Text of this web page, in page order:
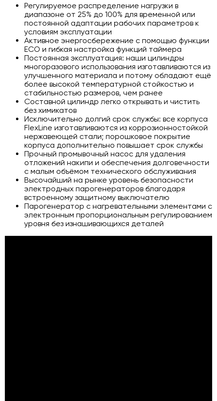
Регулируемое распределение нагрузки в
диапазоне от 25% до 100% для временной или
постоянной адаптации рабочих параметров к
условиям эксплуатации
Активное энергосбережение с помощью функции
ECO и гибкая настройка функций таймера
Постоянная эксплуатация: наши цилиндры
многоразового использования изготавливаются из
улучшенного материала и потому обладают ещё
более высокой температурной стойкостью и
стабильностью размеров, чем ранее
Составной цилиндр легко открывать и чистить
без химикатов
Исключительно долгий срок службы: все корпуса
FlexLine изготавливаются из коррозионностойкой
нержавеющей стали; порошковое покрытие
корпуса дополнительно повышает срок службы
Прочный промывочный насос для удаления
отложений накипи и обеспечения долговечности
с малым объёмом технического обслуживания
Высочайший на рынке уровень безопасности
электродных парогенераторов благодаря
встроенному защитному выключателю
Парогенератор с нагревательными элементами с
электронным пропорциональным регулированием
уровня без изнашивающихся деталей